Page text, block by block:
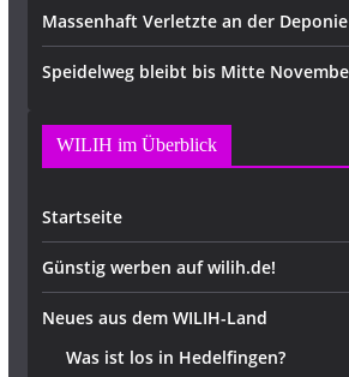
Massenhaft Verletzte an der
Speidelweg bleibt bis Mitte
WILIH im Überblick
Startseite
Günstig werben auf wilih.de!
Neues aus dem WILIH-Land
Was ist los in Hedelfingen?